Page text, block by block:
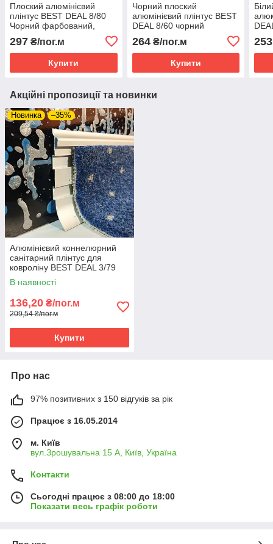
Плоский алюмінієвий
плінтус BEST DEAL 8/80
Чорний фарбований,
висота 80 мм, довжина 2,5
м
297 ₴/пог.м
Купити
Чорний плоский
алюмінієвий плінтус BEST
DEAL 8/60 чорний
довжина 2,5 м
264₴/пог.м
Купити
м
253
Акційні пропозиції та новинки
Новинка –35%
Алюмінієвий коннелюрний
санітарний плінтус для
ковроліну BEST DEAL 3/79
срібло анод 2,5 м.
В наявності
136,20 ₴/пог.м
209,54 ₴/пог.м
Купити
Про нас
97% позитивних з 150 відгуків за рік
Працює з 16.05.2014
м. Київ
вул.Зрошувальна 15 А, Київ, Україна
Контакти
Сьогодні працює з 08:00 до 18:00
Показати весь графік роботи